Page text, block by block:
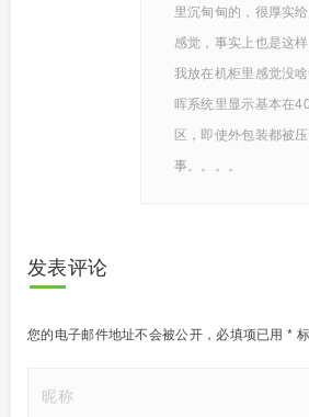
里沉甸甸的，很厚实
感觉，事实上也是这
我放在机柜里感觉没
晖系统里显示基本在
区，即使外包装都被
事。。。。
发表评论
您的电子邮件地址不会被公开， 必填项已用*